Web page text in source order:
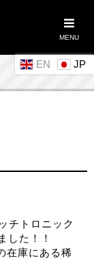
MENU
EN
チトロニック
した！！
在庫にある稀